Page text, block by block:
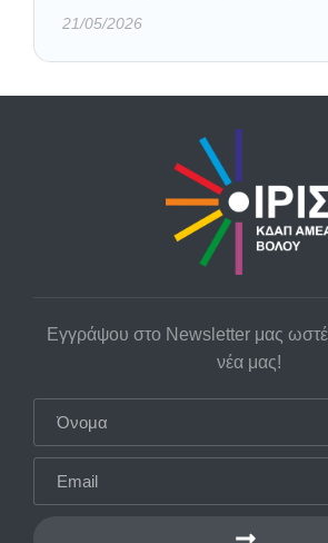
21/05/2026
Εγγράψου στο Newsletter μας ωστέ
νέα μας!